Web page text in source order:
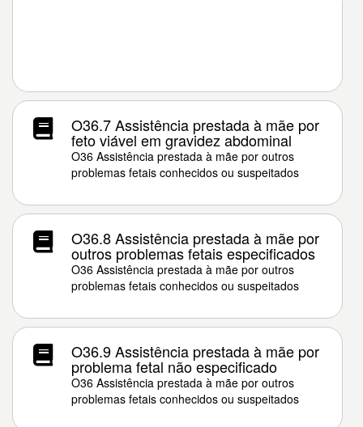
O36.7 Assistência prestada à mãe por
feto viável em gravidez abdominal
O36 Assistência prestada à mãe por outros
problemas fetais conhecidos ou suspeitados
O36.8 Assistência prestada à mãe por
outros problemas fetais especificados
O36 Assistência prestada à mãe por outros
problemas fetais conhecidos ou suspeitados
O36.9 Assistência prestada à mãe por
problema fetal não especificado
O36 Assistência prestada à mãe por outros
problemas fetais conhecidos ou suspeitados